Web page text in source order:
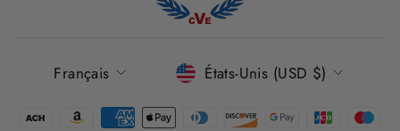
LANGUE
Français DEVISE
États-Unis (USD $)